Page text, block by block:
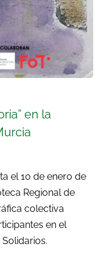
en la
el 10 de enero de
Regional de
colectiva
en el